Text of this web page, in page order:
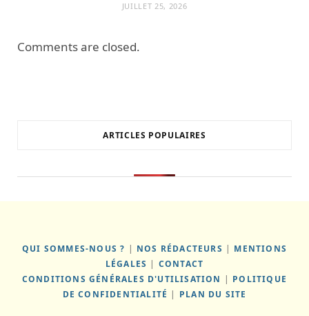
JUILLET 25, 2026
Comments are closed.
ARTICLES POPULAIRES
QUI SOMMES-NOUS ? | NOS RÉDACTEURS | MENTIONS
LÉGALES | CONTACT
CONDITIONS GÉNÉRALES D'UTILISATION | POLITIQUE
DE CONFIDENTIALITÉ | PLAN DU SITE